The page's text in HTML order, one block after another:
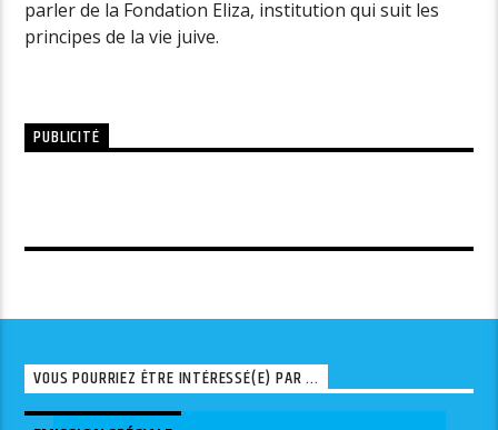
parler de la Fondation Eliza, institution qui suit les
principes de la vie juive.
PUBLICITÉ
VOUS POURRIEZ ÊTRE INTÉRESSÉ(E) PAR ...